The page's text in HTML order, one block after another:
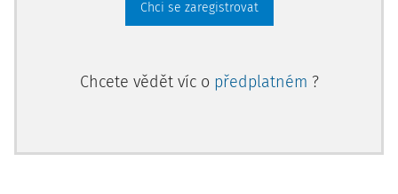
Chci se zaregistrovat
Chcete vědět víc o předplatném ?